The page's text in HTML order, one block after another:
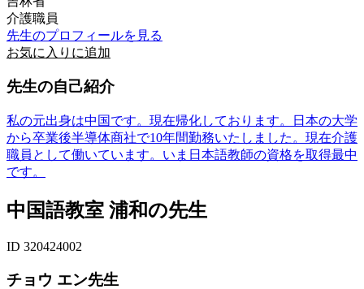
介護職員
先生のプロフィールを見る
お気に入りに追加
先生の自己紹介
私の元出身は中国です。現在帰化しております。日本の大学
から卒業後半導体商社で10年間勤務いたしました。現在介護
職員として働いています。いま日本語教師の資格を取得最中
です。
中国語教室 浦和の先生
ID 320424002
チョウ エン先生